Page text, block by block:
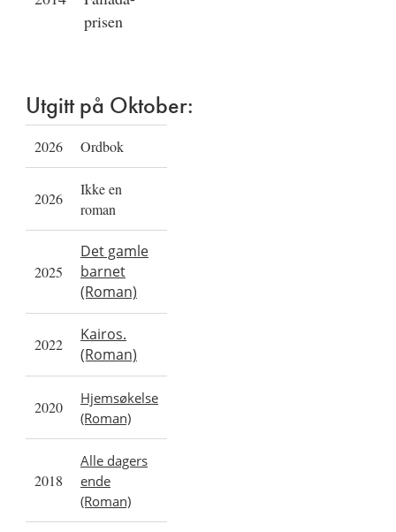
prisen
Utgitt på Oktober:
2026 Ordbok
2026
Ikke en
roman
2025
Det gamle
barnet
(Roman)
2022
Kairos.
(Roman)
2020
Hjemsøkelse
(Roman)
2018
Alle dagers
ende
(Roman)